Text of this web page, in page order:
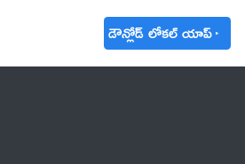
డౌన్లోడ్ లోకల్ యాప్